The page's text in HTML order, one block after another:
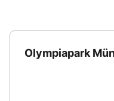
Olympiapark